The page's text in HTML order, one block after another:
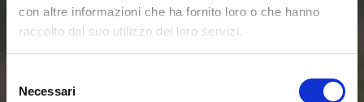
con altre informazioni che ha fornito loro o che hanno
raccolto dal suo utilizzo dei loro servizi.
delNecessari
Energetiche